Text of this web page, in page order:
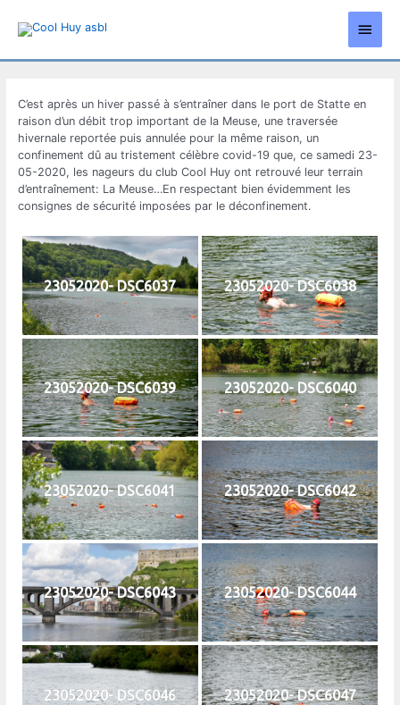
Menu
C’est après un hiver passé à s’entraîner dans le port de Statte en
raison d’un débit trop important de la Meuse, une traversée
hivernale reportée puis annulée pour la même raison, un
confinement dû au tristement célèbre covid-19 que, ce samedi 23-
05-2020, les nageurs du club Cool Huy ont retrouvé leur terrain
d’entraînement: La Meuse…En respectant bien évidemment les
consignes de sécurité imposées par le déconfinement.
23052020- DSC6037 23052020- DSC6038
23052020- DSC6039 23052020- DSC6040
23052020- DSC6041 23052020- DSC6042
23052020- DSC6043 23052020- DSC6044
23052020- DSC6046 23052020- DSC6047